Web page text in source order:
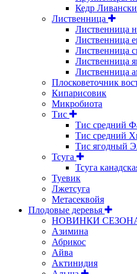
Кедр
Лиственница
Лиственница
Лиственница
Лиственница
Лиственница
Лиственница
Плосковеточник
Кипарисовик
Микробиота
Тис
Тис средний
Тис средний
Тис ягодный
Тсуга
Тсуга
Туевик
Лжетсуга
Метасеквойя
Плодовые деревья
НОВИНКИ
Азимина
Абрикос
Айва
Актинидия